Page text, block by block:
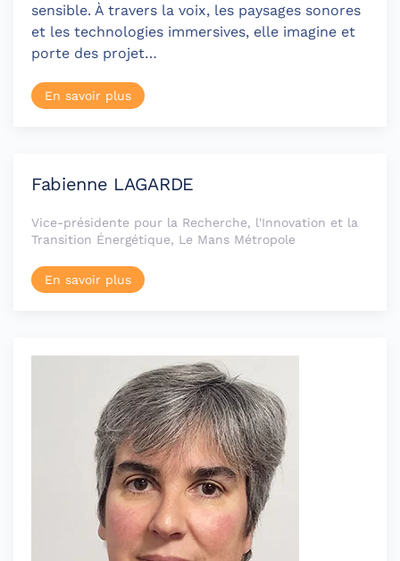
sensible. À travers la voix, les paysages sonores
et les technologies immersives, elle imagine et
porte des projet…
En savoir plus
Fabienne LAGARDE
Vice-présidente pour la Recherche, l'Innovation et la
Transition Énergétique, Le Mans Métropole
En savoir plus